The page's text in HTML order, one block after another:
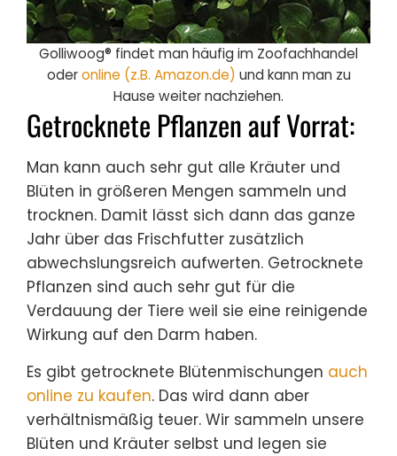
Golliwoog® findet man häufig im Zoofachhandel
oderonline (z.B. Amazon.de) und kann man zu
Hause weiter nachziehen.
Getrocknete Pflanzen auf Vorrat:
Man kann auch sehr gut alle Kräuter und
Blüten in größeren Mengen sammeln und
trocknen. Damit lässt sich dann das ganze
Jahr über das Frischfutter zusätzlich
abwechslungsreich aufwerten. Getrocknete
Pflanzen sind auch sehr gut für die
Verdauung der Tiere weil sie eine reinigende
Wirkung auf den Darm haben.
Es gibt getrocknete Blütenmischungen auch
online zu kaufen. Das wird dann aber
verhältnismäßig teuer. Wir sammeln unsere
Blüten und Kräuter selbst und legen sie